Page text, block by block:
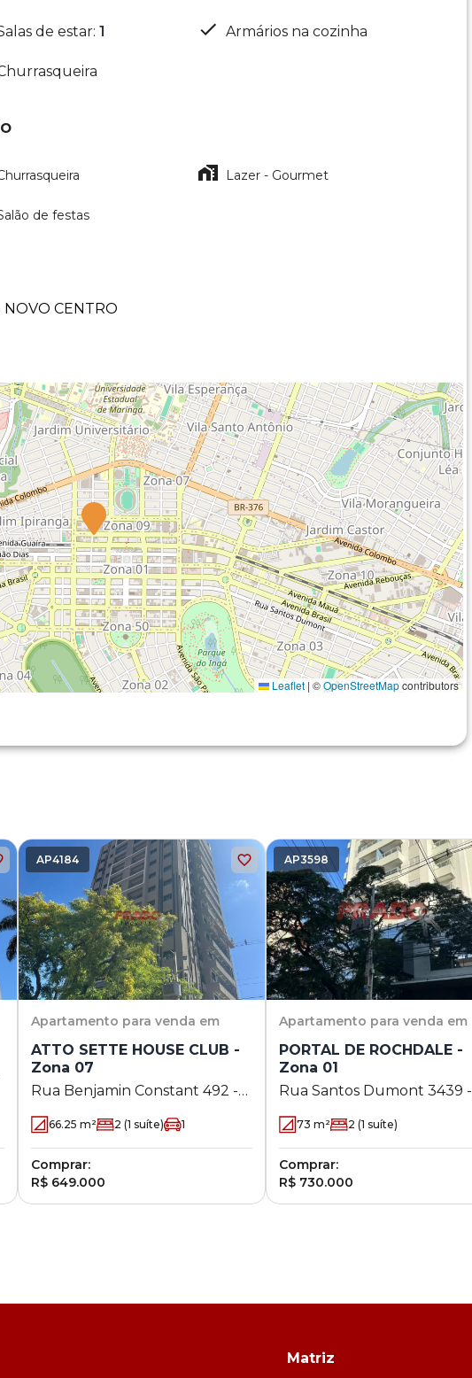
de estar: 1 Armários na cozinha
Lazer - Gourmet
de festas
CENTRO
Leaflet | ©OpenStreetMapcontributors
AP4184
Apartamento para venda em
ATTO SETTE HOUSE CLUB -
Zona 07
Rua Benjamin Constant 492 -
66.25 m² 2 (1 suíte) 1
Comprar:
R$ 649.000
AP3598
Apartamento para venda em
PORTAL DE ROCHDALE -
Zona 01
Rua Santos Dumont 3439 -
73 m² 2 (1 suíte)
Comprar:
R$ 730.000
Matriz